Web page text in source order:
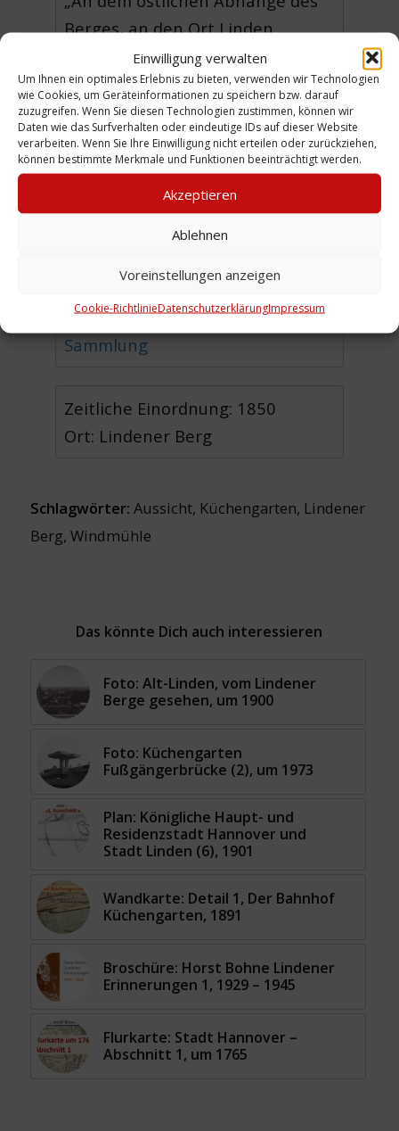
Einwilligung verwalten
Um Ihnen ein optimales Erlebnis zu bieten, verwenden wir Technologien
wie Cookies, um Geräteinformationen zu speichern bzw. darauf
zuzugreifen. Wenn Sie diesen Technologien zustimmen, können wir
Daten wie das Surfverhalten oder eindeutige IDs auf dieser Website
verarbeiten. Wenn Sie Ihre Einwilligung nicht erteilen oder zurückziehen,
können bestimmte Merkmale und Funktionen beeinträchtigt werden.
Akzeptieren
Ablehnen
Voreinstellungen anzeigen
Cookie-RichtlinieDatenschutzerklärungImpressum
Berges, an den Ort Linden
grenzend, liegt der 30 Morgen
große, ganz mit Mauern
befriedigte Königliche Obst- und
Gemüsegarten mit bedeutenden
Treibereien.“ (WE)
Sammlung:Materialien ohne
Sammlung
Zeitliche Einordnung: 1850
Ort: Lindener Berg
Schlagwörter: Aussicht, Küchengarten, Lindener
Berg, Windmühle
Das könnte Dich auch interessieren
Foto: Alt-Linden, vom Lindener
Berge gesehen, um 1900
Foto: Küchengarten
Fußgängerbrücke (2), um 1973
Plan: Königliche Haupt- und
Residenzstadt Hannover und
Stadt Linden (6), 1901
Wandkarte: Detail 1, Der Bahnhof
Küchengarten, 1891
Broschüre: Horst Bohne Lindener
Erinnerungen 1, 1929 – 1945
Flurkarte: Stadt Hannover –
Abschnitt 1, um 1765